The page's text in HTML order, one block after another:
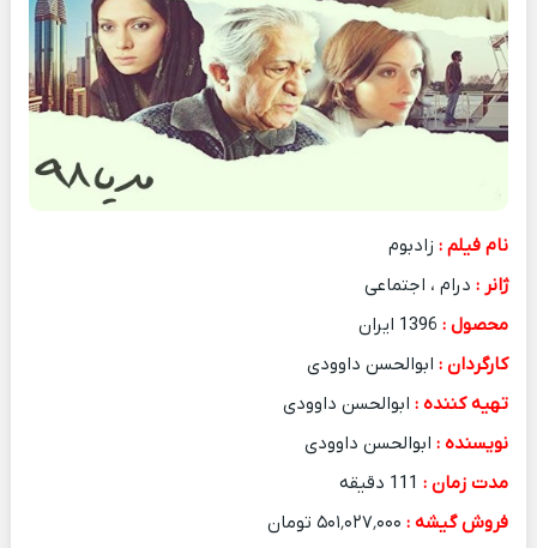
نام فیلم :زادبوم
ژانر :درام ، اجتماعی
محصول :1396 ایران
کارگردان :ابوالحسن داوودی
تهیه کننده :ابوالحسن داوودی
نویسنده :ابوالحسن داوودی
مدت زمان :111 دقیقه
فروش گیشه :۵۰۱٬۰۲۷٬۰۰۰ تومان